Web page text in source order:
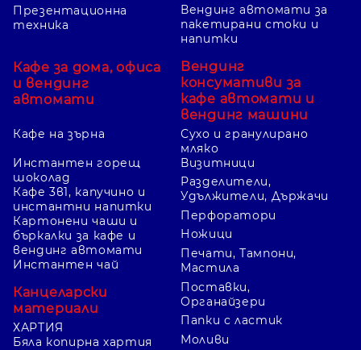
Презентационна
техника
Кафе за дома, офиса
и вендинг
автомати
Кафе на зърна
Вендинг автомати за
пакетирани стоки и
напитки
Вендинг
консумативи за
кафе автомати и
вендинг машини
Сухо и гранулирано
мляко
Инстантен горещ
шоколад
Кафе 3в1, капучино и
инстантни напитки
Картонени чаши и
бъркалки за кафе и
вендинг автомати
Инстантен чай
Канцеларски
материали
ХАРТИЯ
Бяла копирна хартия
Визитници
Разделители,
Удължители, Държачи
Перфоратори
Ножици
Печати, Тампони,
Мастила
Поставки,
Органайзери
Папки с ластик
Моливи